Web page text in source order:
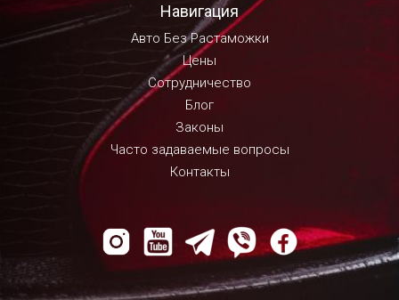
Навигация
Авто Без Растаможки
Цены
Сотрудничество
Блог
Законы
Часто задаваемые вопросы
Контакты